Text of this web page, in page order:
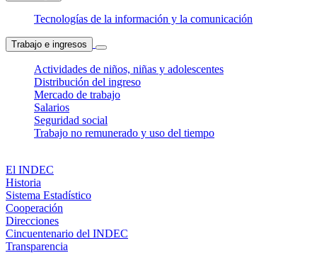
Tecnologías de la información y la comunicación
Trabajo e ingresos
Actividades de niños, niñas y adolescentes
Distribución del ingreso
Mercado de trabajo
Salarios
Seguridad social
Trabajo no remunerado y uso del tiempo
El INDEC
Historia
Sistema Estadístico
Cooperación
Direcciones
Cincuentenario del INDEC
Transparencia